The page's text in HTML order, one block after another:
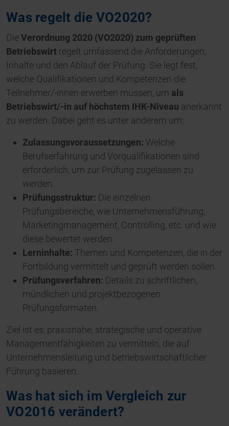
Was regelt die VO2020?
DieVerordnung 2020 (VO2020) zum geprüften
Betriebswirt regelt umfassend die Anforderungen,
Inhalte und den Ablauf der Prüfung. Sie legt fest,
welche Qualifikationen und Kompetenzen die
Teilnehmer/-innen erwerben müssen, um als
Betriebswirt/-in auf höchstem IHK-Niveau anerkannt
zu werden. Dabei geht es unter anderem um:
Zulassungsvoraussetzungen: Welche
Berufserfahrung und Vorqualifikationen sind
erforderlich, um zur Prüfung zugelassen zu
werden.
Prüfungsstruktur: Die einzelnen
Prüfungsbereiche, wie Unternehmensführung,
Marketingmanagement, Controlling, etc. und wie
diese bewertet werden.
Lerninhalte: Themen und Kompetenzen, die in der
Fortbildung vermittelt und geprüft werden sollen.
Prüfungsverfahren: Details zu schriftlichen,
mündlichen und projektbezogenen
Prüfungsformaten.
Ziel ist es, praxisnahe, strategische und operative
Managementfähigkeiten zu vermitteln, die auf
Unternehmensleitung und betriebswirtschaftlicher
Führung basieren.
Was hat sich im Vergleich zur
VO2016 verändert?